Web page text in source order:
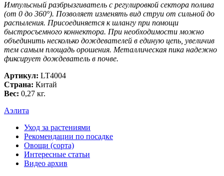
Импульсный разбрызгиватель с регулировкой сектора полива
(от 0 до 360°). Позволяет изменять вид струи от сильной до
распыления. Присоединяется к шлангу при помощи
быстросъемного коннектора. При необходимости можно
объединить несколько дождевателей в единую цепь, увеличив
тем самым площадь орошения. Металлическая пика надежно
фиксирует дождеватель в почве.
Артикул: LT4004
Страна: Китай
Вес: 0,27 кг.
Аэлита
Уход за растениями
Рекомендации по посадке
Овощи (сорта)
Интересные статьи
Видео архив